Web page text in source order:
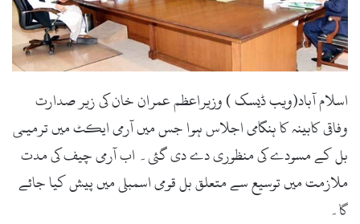
i
l
اسلام آباد(ویب ڈیسک ) وزیراعظم عمران خان کی زیر صدارت
وفاقی کابینہ کا ہنگامی اجلاس ہوا جس میں آرمی ایکٹ میں ترمیمی
بل کے مسودے کی منظوری دے دی گئی۔ اب آرمی چیف کی مدت
ملازمت میں توسیع سے متعلق بل قومی اسمبلی میں پیش کیا جائے
گا۔